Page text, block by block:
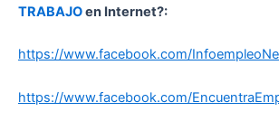
TRABAJOen Internet?:
https://www.facebook.com/
https://www.facebook.com/